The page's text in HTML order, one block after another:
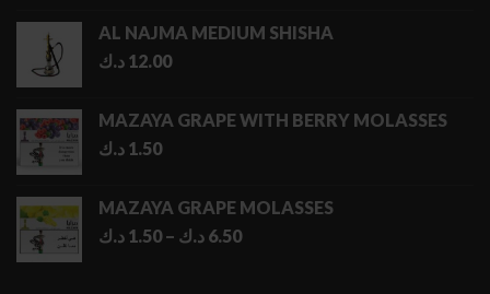
AL NAJMA MEDIUM SHISHA
12.00 د.ك
MAZAYA GRAPE WITH BERRY MOLASSES
1.50 د.ك
MAZAYA GRAPE MOLASSES
1.50 د.ك – 6.50 د.ك
Price